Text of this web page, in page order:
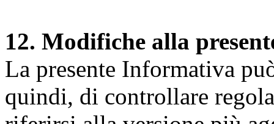
12. Modifiche alla
La presente Informativa
quindi, di controllare